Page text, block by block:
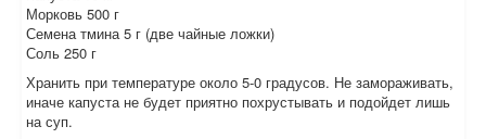
Морковь 500 г
Семена тмина 5 г (две чайные ложки)
Соль 250 г
Хранить при температуре около 5-0 градусов. Не замораживать,
иначе капуста не будет приятно похрустывать и подойдет лишь
на суп.